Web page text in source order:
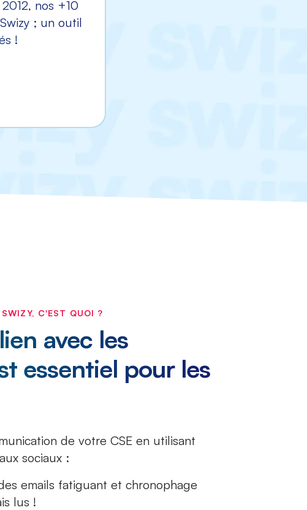
nos +10
; un outil
!
C'EST QUOI ?
avec les
essentiel pour les
de votre CSE en utilisant
sociaux :
emails fatiguant et chronophage
lus !